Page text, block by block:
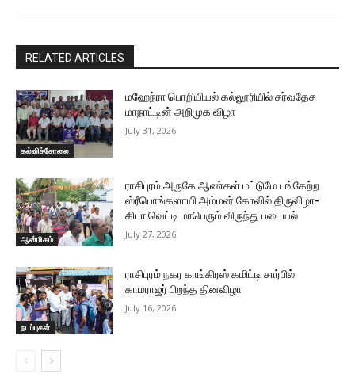
RELATED ARTICLES
கல்விச்சோலை
மஹேந்ரா பொறியியல் கல்லூரியில் சர்வதேச
மாநாட்டின் அறிமுக விழா
July 31, 2026
ஆன்மிகம்
ராசிபுரம் அருகே ஆண்கள் மட்டுமே பங்கேற்ற
ஸ்ரீபொங்களாயி அம்மன் கோவில் திருவிழா-
கிடா வெட்டி மாபெரும் விருந்து படையல்
July 27, 2026
நடப்புகள்
ராசிபுரம் நகர காங்கிரஸ் கமிட்டி சார்பில்
காமராஜர் பிறந்த தினவிழா
July 16, 2026